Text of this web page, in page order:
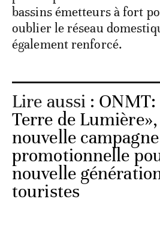
bassins émetteurs à fort
oublier le réseau
également renforcé.
Lire aussi :
Terre de
nouvelle campagne
promotionnelle
nouvelle
touristes